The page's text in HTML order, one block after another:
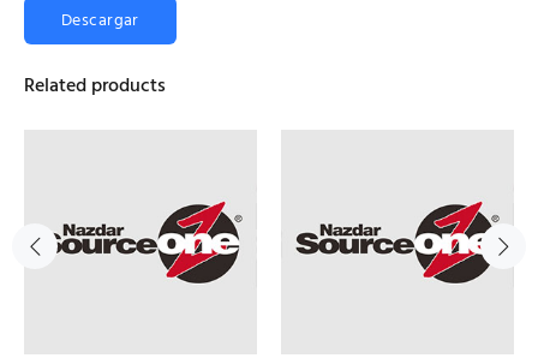
Descargar
Related products